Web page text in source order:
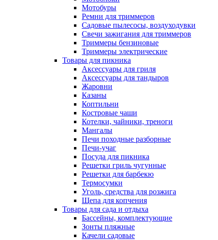
Мотобуры
Ремни для триммеров
Садовые пылесосы, воздуходувки
Свечи зажигания для триммеров
Триммеры бензиновые
Триммеры электрические
Товары для пикника
Аксессуары для гриля
Аксессуары для тандыров
Жаровни
Казаны
Коптильни
Костровые чаши
Котелки, чайники, треноги
Мангалы
Печи походные разборные
Печи-учаг
Посуда для пикника
Решетки гриль чугунные
Решетки для барбекю
Термосумки
Уголь, средства для розжига
Щепа для копчения
Товары для сада и отдыха
Бассейны, комплектующие
Зонты пляжные
Качели садовые